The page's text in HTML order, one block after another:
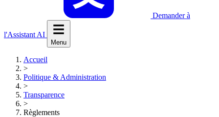
Demander à
l'Assistant AI
Menu
Accueil
>
Politique & Administration
>
Transparence
>
Règlements